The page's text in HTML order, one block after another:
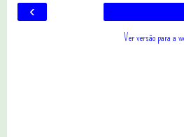
‹
Ver versão para a